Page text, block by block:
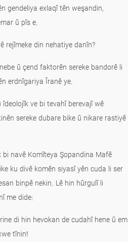
gendeliya exlaqî tên weşandin,
û pîs e.
rejîmeke din nehatiye danîn?
û çend faktorên sereke bandorê li
erdnîgariya Îranê ye.
ve bi tevahî berevajî wê
sereke dubare bike û nikare rastiyê
bi navê Komîteya Şopandina Mafê
ku divê komên siyasî yên cuda li ser
binpê nekin. Lê hin hûrgulî li
me dide:
di hin hevokan de cudahî hene û em
tînin!